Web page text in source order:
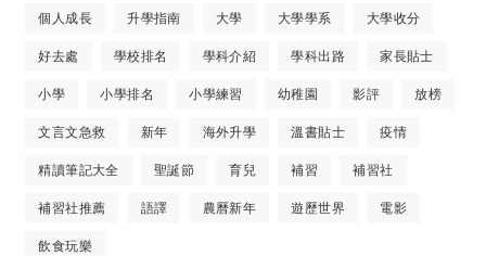
個人成長 升學指南 大學 大學學系 大學收分
好去處 學校排名 學科介紹 學科出路 家長貼士
小學 小學排名 小學練習 幼稚園 影評 放榜
文言文急救 新年 海外升學 溫書貼士 疫情
精讀筆記大全 聖誕節 育兒 補習 補習社
補習社推薦 語譯 農曆新年 遊歷世界 電影
飲食玩樂